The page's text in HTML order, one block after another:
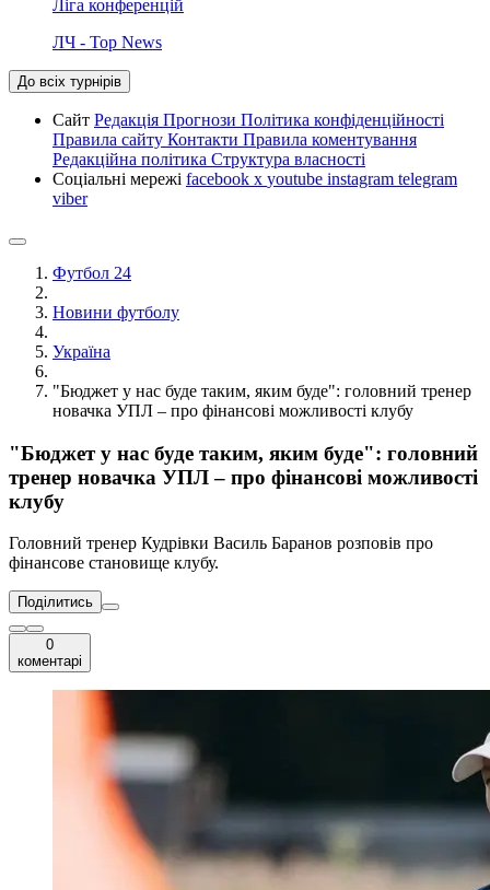
Ліга конференцій
ЛЧ - Top News
До всіх турнірів
Сайт Редакція Прогнози Політика конфіденційності
Правила сайту Контакти Правила коментування
Редакційна політика Структура власності
Соціальні мережі facebook x youtube instagram telegram
viber
Футбол 24
Новини футболу
Україна
"Бюджет у нас буде таким, яким буде": головний тренер
новачка УПЛ – про фінансові можливості клубу
"Бюджет у нас буде таким, яким буде": головний
тренер новачка УПЛ – про фінансові можливості
клубу
Головний тренер Кудрівки Василь Баранов розповів про
фінансове становище клубу.
Поділитись
0
коментарі